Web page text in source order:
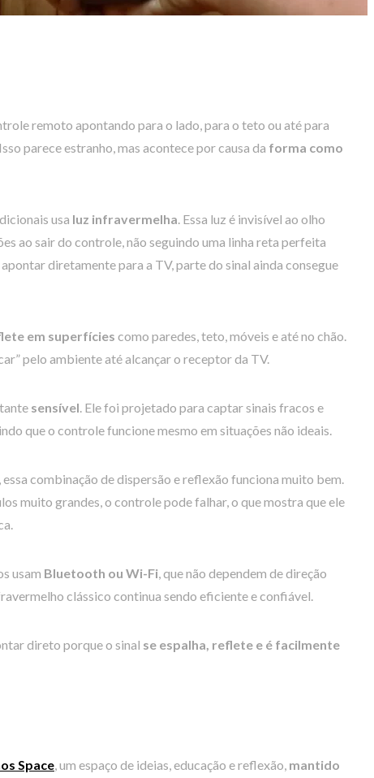
remoto apontando para o lado, para o teto ou até para
parece estranho, mas acontece por causa da forma como
usa luz infravermelha. Essa luz é invisível ao olho
ao sair do controle, não seguindo uma linha reta perfeita
diretamente para a TV, parte do sinal ainda consegue
em superfícies como paredes, teto, móveis e até no chão.
pelo ambiente até alcançar o receptor da TV.
sensível. Ele foi projetado para captar sinais fracos e
que o controle funcione mesmo em situações não ideais.
combinação de dispersão e reflexão funciona muito bem.
muito grandes, o controle pode falhar, o que mostra que ele
usam Bluetooth ou Wi-Fi, que não dependem de direção
clássico continua sendo eficiente e confiável.
direto porque o sinal se espalha, reflete e é facilmente
Space, um espaço de ideias, educação e reflexão, mantido